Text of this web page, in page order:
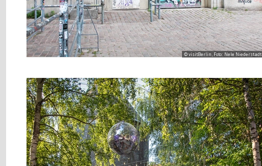
© visitBerlin, Foto: Nele Niederstadt